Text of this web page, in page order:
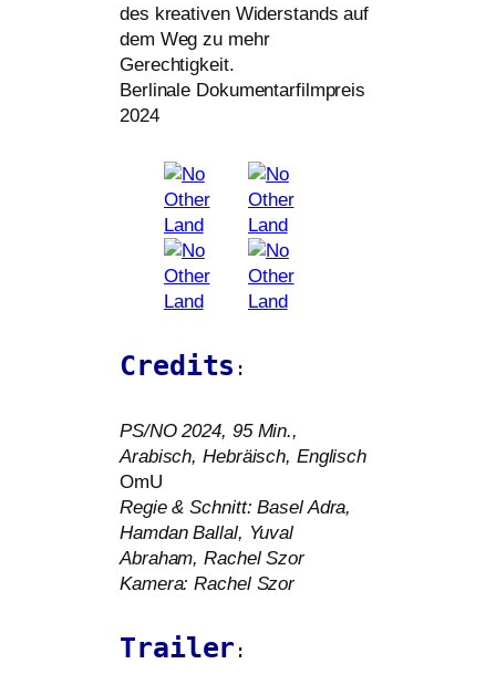
des krea­ti­ven Widerstands auf
dem Weg zu mehr
Gerechtigkeit.
Berlinale Dokumentarfilmpreis
2024
Credits :
PS/NO2024, 95 Min.,
Arabisch, Hebräisch, Englisch
OmU
Regie& Schnitt: Basel Adra,
Hamdan Ballal, Yuval
Abraham, Rachel Szor
Kamera: Rachel Szor
Trailer :